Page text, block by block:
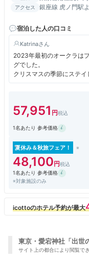
アクセス
銀座線 虎ノ門駅
て約15分
宿泊した人の口コミ
Katrina
2023年最初のオークラは
グでした。
クリスマスの季節にステイ
はりヘリテージはプライ
着いて滞在を楽しみたい方
もし高層からの眺望を楽
ジタワーからも東京の夜景
ナなどの水周りがお部屋の
チョイス。ビューバスで
スタッフは慌ただしそうな
らかでフレンドリー。館内
に、不思議とアットホーム
57,951
1名あたり 参考価格
夏休み＆秋旅フェア！
48,100
1名あたり 参考価格
※対象施設のみ
東京・愛宕神社「出世
サイト上の都合により閲覧で